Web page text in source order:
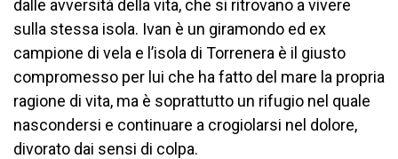
dalle avversità della vita, che si ritrovano a vivere
sulla stessa isola. Ivan è un giramondo ed ex
campione di vela e l’isola di Torrenera è il giusto
compromesso per lui che ha fatto del mare la propria
ragione di vita, ma è soprattutto un rifugio nel quale
nascondersi e continuare a crogiolarsi nel dolore,
divorato dai sensi di colpa.